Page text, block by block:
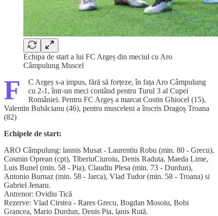
Echipa de start a lui FC Argeș din meciul cu Aro
Câmpulung Muscel
F
C Argeș s-a impus, fără să forțeze, în fața Aro Câmpulung
cu 2-1, într-un meci contând pentru Turul 3 al Cupei
României. Pentru FC Argeș a marcat Costin Ghiocel (15),
Valentin Buhăcianu (46), pentru musceleni a înscris Dragoș Troana
(82)
Echipele de start:
ARO Câmpulung: lannis Musat - Laurentiu Robu (min. 80 - Grecu),
Cosmin Oprean (cpt), TiberiuCiuroiu, Denis Raduta, Maeda Lime,
Luis Bunel (min. 58 - Pia), Claudiu Plesa (min. 73 - Durdun),
Antonio Burnaz (min. 58 - Jarca), Vlad Tudor (min. 58 - Troana) si
Gabriel Jenaru.
Antrenor: Ovidiu Tică
Rezerve: Vlad Cirstea - Rares Grecu, Bogdan Mosoiu, Bobi
Grancea, Mario Durdun, Denis Pia, lanis Rută.